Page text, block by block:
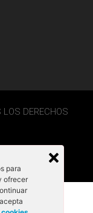
para
ofrecer
DERECHOS